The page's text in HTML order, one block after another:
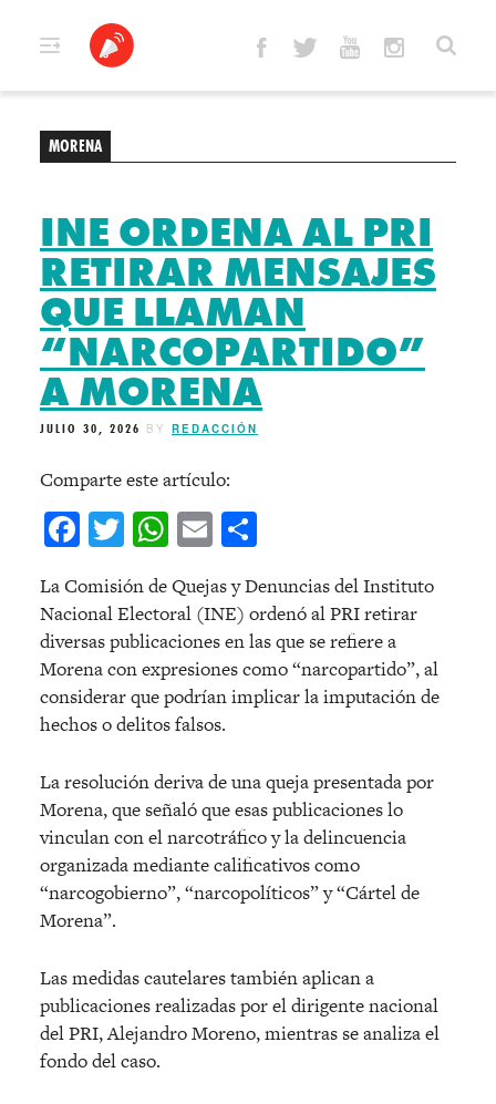
MORENA
INE ORDENA AL PRI
RETIRAR MENSAJES
QUE LLAMAN
“NARCOPARTIDO”
A MORENA
JULIO 30, 2026 BY REDACCIÓN
Comparte este artículo:
Facebook
Twitter
WhatsApp
Email
La Comisión de Quejas y Denuncias del Instituto
Nacional Electoral (INE) ordenó al PRI retirar
diversas publicaciones en las que se refiere a
Morena con expresiones como “narcopartido”, al
considerar que podrían implicar la imputación de
hechos o delitos falsos.
La resolución deriva de una queja presentada por
Morena, que señaló que esas publicaciones lo
vinculan con el narcotráfico y la delincuencia
organizada mediante calificativos como
“narcogobierno”, “narcopolíticos” y “Cártel de
Morena”.
Las medidas cautelares también aplican a
publicaciones realizadas por el dirigente nacional
del PRI, Alejandro Moreno, mientras se analiza el
fondo del caso.